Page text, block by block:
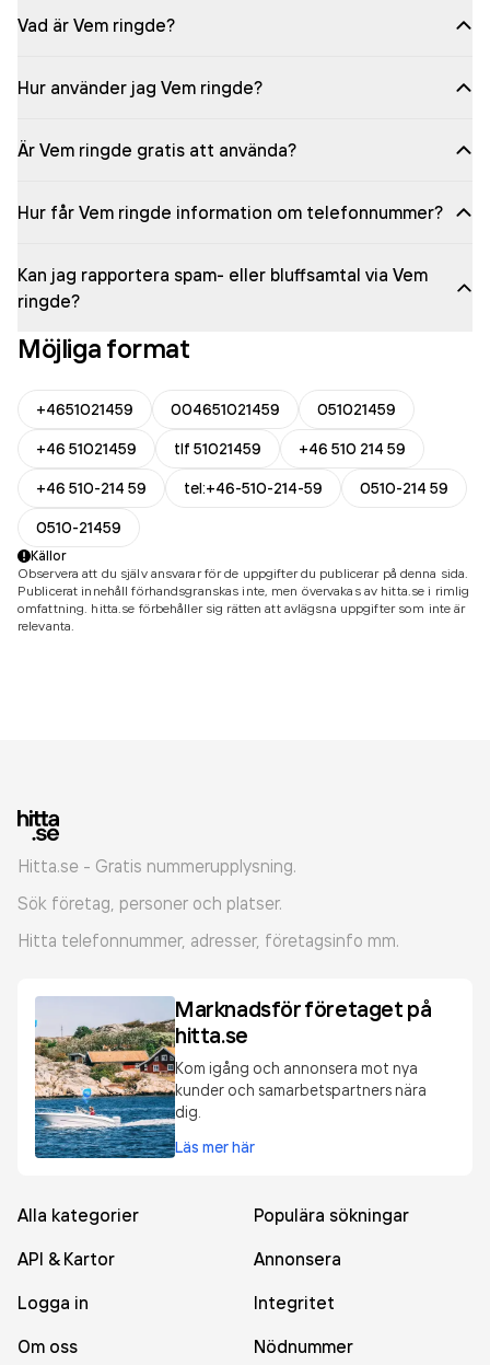
Vad är Vem ringde?
Hur använder jag Vem ringde?
Är Vem ringde gratis att använda?
Hur får Vem ringde information om telefonnummer?
Kan jag rapportera spam- eller bluffsamtal via Vem
ringde?
Möjliga format
+4651021459 004651021459
051021459
+46 51021459
tlf 51021459
+46 510 214 59
+46 510-214 59
tel:+46-510-214-59
0510-214 59
0510-21459
Källor
Observera att du själv ansvarar för de uppgifter du publicerar på denna sida.
Publicerat innehåll förhandsgranskas inte, men övervakas av hitta.se i rimlig
omfattning. hitta.se förbehåller sig rätten att avlägsna uppgifter som inte är
relevanta.
Hitta.se - Gratis nummerupplysning.
Sök företag, personer och platser.
Hitta telefonnummer, adresser, företagsinfo mm.
Marknadsför företaget på
hitta.se
Kom igång och annonsera mot nya
kunder och samarbetspartners nära
dig.
Läs mer här
Alla kategorier
Populära sökningar
API & Kartor
Annonsera
Logga in
Integritet
Om oss
Nödnummer